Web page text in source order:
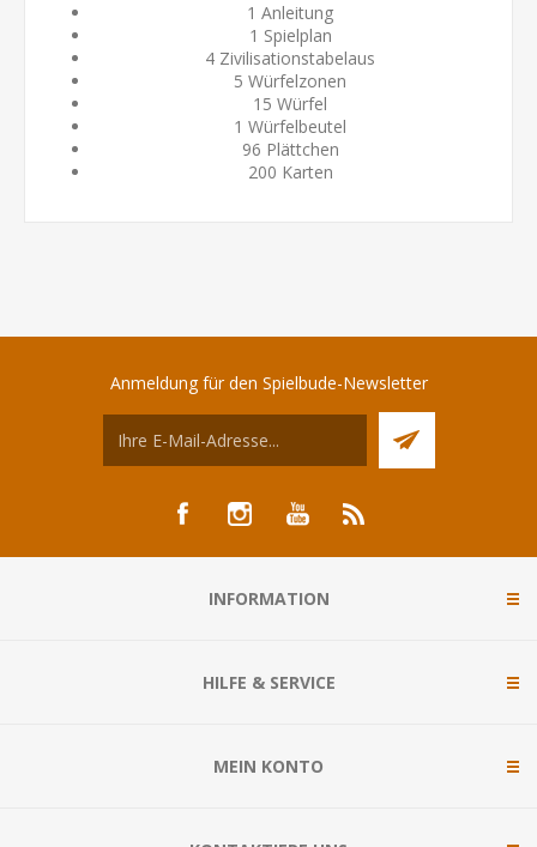
1 Anleitung
1 Spielplan
4 Zivilisationstabelaus
5 Würfelzonen
15 Würfel
1 Würfelbeutel
96 Plättchen
200 Karten
Anmeldung für den Spielbude-Newsletter
INFORMATION
HILFE & SERVICE
MEIN KONTO